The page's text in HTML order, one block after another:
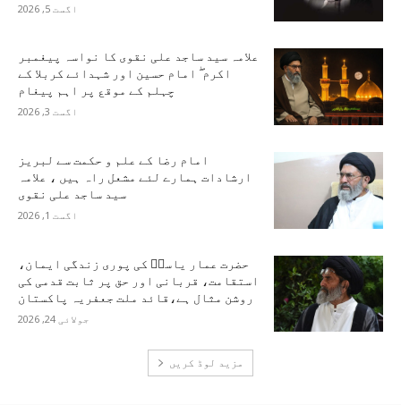
اگست 5, 2026
علامہ سید ساجد علی نقوی کا نواسہ پیغمبر
اکرم ۖ امام حسین اور شہدائے کربلا کے
چہلم کے موقع پر اہم پیغام
اگست 3, 2026
امام رضا کے علم و حکمت سے لبریز
ارشادات ہمارے لئے مشعل راہ ہیں ، علامہ
سید ساجد علی نقوی
اگست 1, 2026
حضرت عمار یاسرؑ کی پوری زندگی ایمان،
استقامت، قربانی اور حق پر ثابت قدمی کی
روشن مثال ہے،قائد ملت جعفریہ پاکستان
جولائی 24, 2026
مزید لوڈ کریں